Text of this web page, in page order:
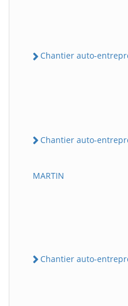
Chantier auto-
Chantier auto-
MARTIN
Chantier auto-